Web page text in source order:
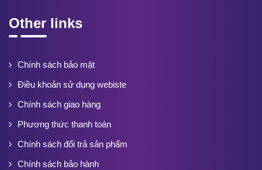
Other links
Chính sách bảo mật
Điều khoản sử dụng webiste
Chính sách giao hàng
Phương thức thanh toán
Chính sách đổi trả sản phẩm
Chính sách bảo hành